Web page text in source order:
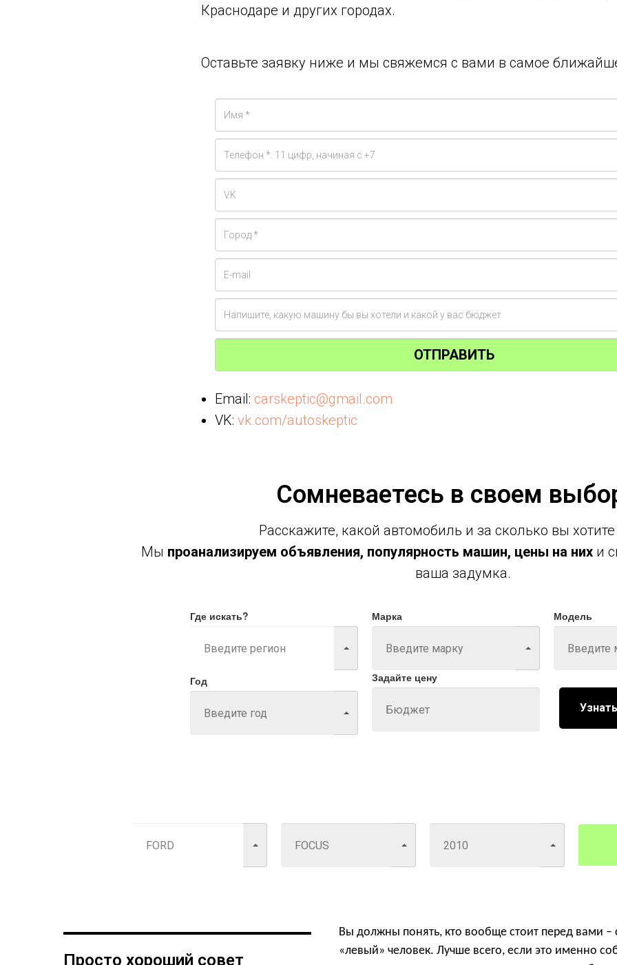
Краснодаре и других городах.
Оставьте заявку ниже и мы свяжемся с вами в самое
ОТПРАВИТЬ
Email: carskeptic@gmail.com
VK: vk.com/autoskeptic
Сомневаетесь в своем
Расскажите, какой автомобиль и за сколько вы хотите
Мы проанализируем объявления, популярность машин, цены на нихи
ваша задумка.
Где искать? Марка Модель
Год Задайте цену
Просто хороший совет
Вы должны понять, кто вообще стоит перед вами –
«левый» человек. Лучше всего, если это именно